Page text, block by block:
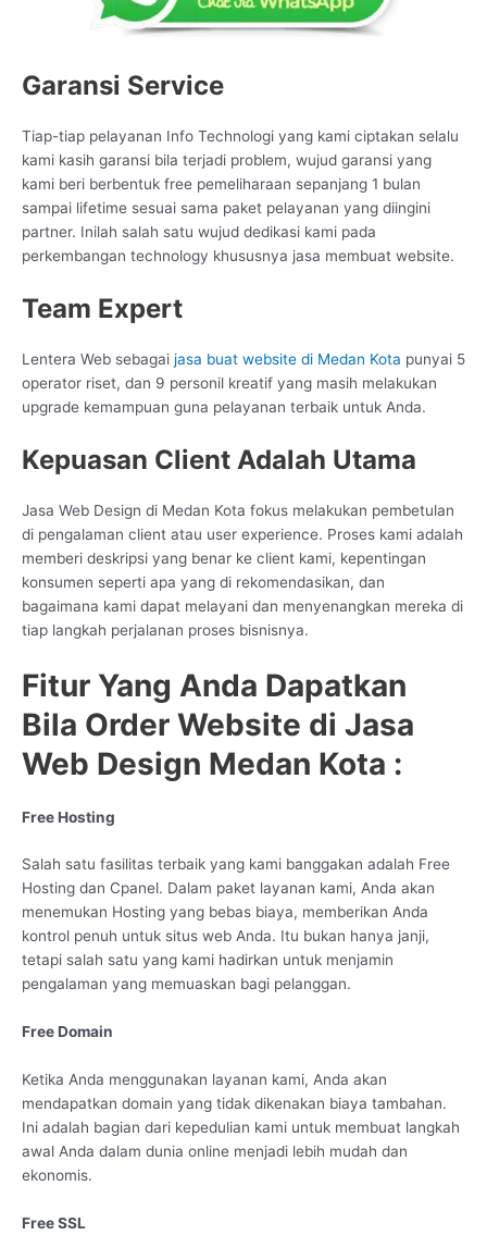
Garansi Service
Tiap-tiap pelayanan Info Technologi yang kami ciptakan selalu
kami kasih garansi bila terjadi problem, wujud garansi yang
kami beri berbentuk free pemeliharaan sepanjang 1 bulan
sampai lifetime sesuai sama paket pelayanan yang diingini
partner. Inilah salah satu wujud dedikasi kami pada
perkembangan technology khususnya jasa membuat website.
Team Expert
Lentera Web sebagai jasa buat website di Medan Kota punyai 5
operator riset, dan 9 personil kreatif yang masih melakukan
upgrade kemampuan guna pelayanan terbaik untuk Anda.
Kepuasan Client Adalah Utama
Jasa Web Design di Medan Kota fokus melakukan pembetulan
di pengalaman client atau user experience. Proses kami adalah
memberi deskripsi yang benar ke client kami, kepentingan
konsumen seperti apa yang di rekomendasikan, dan
bagaimana kami dapat melayani dan menyenangkan mereka di
tiap langkah perjalanan proses bisnisnya.
Fitur Yang Anda Dapatkan
Bila Order Website di Jasa
Web Design Medan Kota :
Free Hosting
Salah satu fasilitas terbaik yang kami banggakan adalah Free
Hosting dan Cpanel. Dalam paket layanan kami, Anda akan
menemukan Hosting yang bebas biaya, memberikan Anda
kontrol penuh untuk situs web Anda. Itu bukan hanya janji,
tetapi salah satu yang kami hadirkan untuk menjamin
pengalaman yang memuaskan bagi pelanggan.
Free Domain
Ketika Anda menggunakan layanan kami, Anda akan
mendapatkan domain yang tidak dikenakan biaya tambahan.
Ini adalah bagian dari kepedulian kami untuk membuat langkah
awal Anda dalam dunia online menjadi lebih mudah dan
ekonomis.
Free SSL